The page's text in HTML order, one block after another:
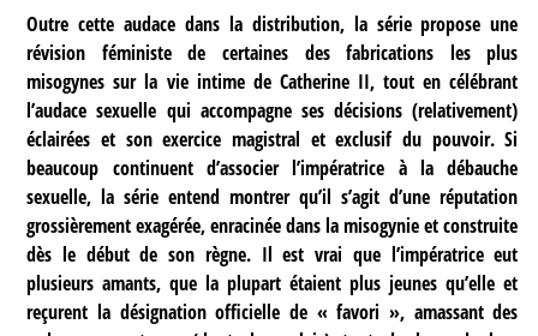
Outre cette audace dans la distribution, la série propose une
révision féministe de certaines des fabrications les plus
misogynes sur la vie intime de Catherine II, tout en célébrant
l’audace sexuelle qui accompagne ses décisions (relativement)
éclairées et son exercice magistral et exclusif du pouvoir. Si
beaucoup continuent d’associer l’impératrice à la débauche
sexuelle, la série entend montrer qu’il s’agit d’une réputation
grossièrement exagérée, enracinée dans la misogynie et construite
dès le début de son règne. Il est vrai que l’impératrice eut
plusieurs amants, que la plupart étaient plus jeunes qu’elle et
reçurent la désignation officielle de « favori », amassant des